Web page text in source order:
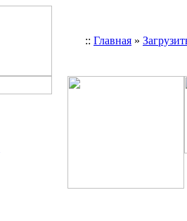
:: Главная »